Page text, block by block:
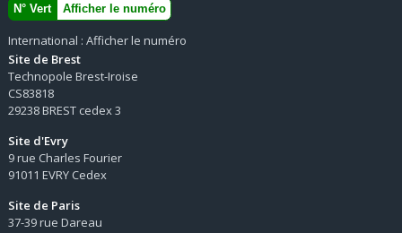
N° Vert Afficher le numéro
International : Afficher le numéro
Site de Brest
Technopole Brest-Iroise
CS83818
29238 BREST cedex 3
Site d'Evry
9 rue Charles Fourier
91011 EVRY Cedex
Site de Paris
37-39 rue Dareau